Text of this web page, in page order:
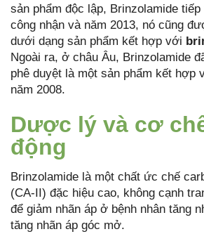
sản phẩm độc lập, Brinzolamide
công nhận và năm 2013, nó cũng
dưới dạng sản phẩm kết hợp với
Ngoài ra, ở châu Âu, Brinzolamide
phê duyệt là một sản phẩm kết hợp
năm 2008.
Dược lý và cơ
động
Brinzolamide là một chất ức chế
(CA-II) đặc hiệu cao, không cạnh
để giảm nhãn áp ở bệnh nhân tăng
tăng nhãn áp góc mở.